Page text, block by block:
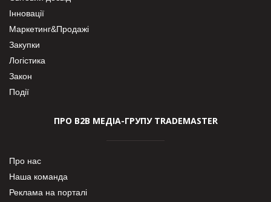
Інновації
Маркетинг&Продажі
Закупки
Логістика
Закон
Події
ПРО В2В МЕДІА-ГРУПУ TRADEMASTER
Про нас
Наша команда
Реклама на порталі